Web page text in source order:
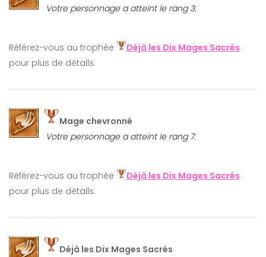
Votre personnage a atteint le rang 3.
Référez-vous au trophée
Déjà les Dix Mages Sacrés
pour plus de détails.
Mage chevronné
Votre personnage a atteint le rang 7.
Référez-vous au trophée
Déjà les Dix Mages Sacrés
pour plus de détails.
Déjà les Dix Mages Sacrés